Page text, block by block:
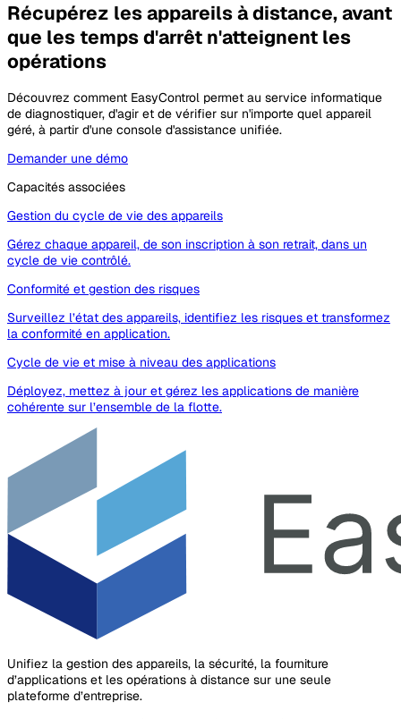
Récupérez les appareils à distance, avant
que les temps d'arrêt n'atteignent les
opérations
Découvrez comment EasyControl permet au service informatique
de diagnostiquer, d'agir et de vérifier sur n'importe quel appareil
géré, à partir d'une console d'assistance unifiée.
Demander une démo
Capacités associées
Gestion du cycle de vie des appareils
Gérez chaque appareil, de son inscription à son retrait, dans un
cycle de vie contrôlé.
Conformité et gestion des risques
Surveillez l’état des appareils, identifiez les risques et transformez
la conformité en application.
Cycle de vie et mise à niveau des applications
Déployez, mettez à jour et gérez les applications de manière
cohérente sur l’ensemble de la flotte.
Unifiez la gestion des appareils, la sécurité, la fourniture
d’applications et les opérations à distance sur une seule
plateforme d’entreprise.